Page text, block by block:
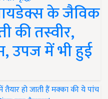
के जैविक
की तस्वीर,
उपज में भी हुई